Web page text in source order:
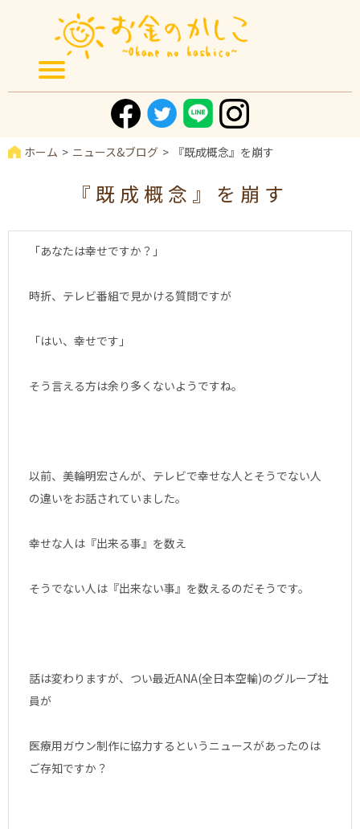
ホーム ニュース&ブログ 『既成概念』を崩す
『既成概念』を崩す
「あなたは幸せですか？」
時折、テレビ番組で見かける質問ですが
「はい、幸せです」
そう言える方は余り多くないようですね。
以前、美輪明宏さんが、テレビで幸せな人とそうでない人
の違いをお話されていました。
幸せな人は『出来る事』を数え
そうでない人は『出来ない事』を数えるのだそうです。
話は変わりますが、つい最近ANA(全日本空輸)のグループ社
員が
医療用ガウン制作に協力するというニュースがあったのは
ご存知ですか？